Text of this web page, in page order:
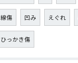
線傷 凹み えぐれ
ひっかき傷